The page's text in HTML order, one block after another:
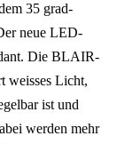
35 grad-
neue LED-
Die BLAIR-
weisses Licht,
ist und
werden mehr